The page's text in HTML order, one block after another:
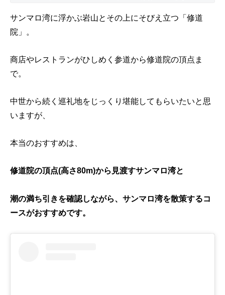
サンマロ湾に浮かぶ岩山とその上にそびえ立つ「修道
院」。
商店やレストランがひしめく参道から修道院の頂点ま
で。
中世から続く巡礼地をじっくり堪能してもらいたいと思
いますが、
本当のおすすめは、
修道院の頂点(高さ80m)から見渡すサンマロ湾と
潮の満ち引きを確認しながら、サンマロ湾を散策するコ
ースがおすすめです。